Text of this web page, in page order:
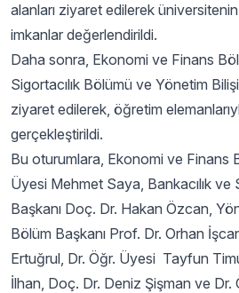
alanları ziyaret edilerek
imkanlar değerlendirildi.
Daha sonra, Ekonomi ve Finans
Sigortacılık Bölümü ve Yönetim
ziyaret edilerek, öğretim
gerçekleştirildi.
Bu oturumlara, Ekonomi ve Finans
Üyesi Mehmet Saya, Bankacılık ve
Başkanı Doç. Dr. Hakan Özcan,
Bölüm Başkanı Prof. Dr. Orhan
Ertuğrul, Dr. Öğr. Üyesi Tayfun
İlhan, Doç. Dr. Deniz Şişman ve